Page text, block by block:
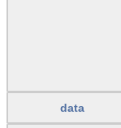
data